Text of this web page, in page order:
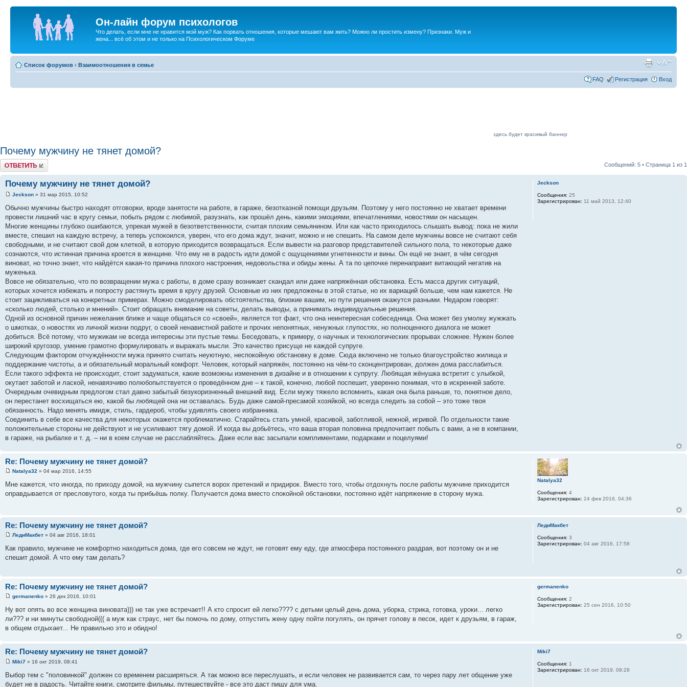
Он-лайн форум психологов
Что делать, если мне не нравится мой муж? Как порвать отношения, которые мешают вам жить? Можно ли простить измену? Признаки. Муж и
жена... всё об этом и не только на Психологическом Форуме
Список форумов ‹ Взаимоотношения в семье
FAQ Регистрация Вход
здесь будет красивый баннер
Почему мужчину не тянет домой?
Ответить Сообщений: 5 • Страница 1 из 1
Почему мужчину не тянет домой?
Jeckson » 31 мар 2015, 10:52
Обычно мужчины быстро находят отговорки, вроде занятости на работе, в гараже, безотказной помощи друзьям. Поэтому у него постоянно не хватает времени
провести лишний час в кругу семьи, побыть рядом с любимой, разузнать, как прошёл день, какими эмоциями, впечатлениями, новостями он насыщен.
Многие женщины глубоко ошибаются, упрекая мужей в безответственности, считая плохим семьянином. Или как часто приходилось слышать вывод: пока не жили
вместе, спешил на каждую встречу, а теперь успокоился, уверен, что его дома ждут, значит, можно и не спешить. На самом деле мужчины вовсе не считают себя
свободными, и не считают свой дом клеткой, в которую приходится возвращаться. Если вывести на разговор представителей сильного пола, то некоторые даже
сознаются, что истинная причина кроется в женщине. Что ему не в радость идти домой с ощущениями угнетенности и вины. Он ещё не знает, в чём сегодня
виноват, но точно знает, что найдётся какая-то причина плохого настроения, недовольства и обиды жены. А та по цепочке перенаправит витающий негатив на
муженька.
Вовсе не обязательно, что по возвращении мужа с работы, в доме сразу возникает скандал или даже напряжённая обстановка. Есть масса других ситуаций,
которых хочется избежать и попросту растянуть время в кругу друзей. Основные из них предложены в этой статье, но их вариаций больше, чем нам кажется. Не
стоит зацикливаться на конкретных примерах. Можно смоделировать обстоятельства, близкие вашим, но пути решения окажутся разными. Недаром говорят:
«сколько людей, столько и мнений». Стоит обращать внимание на советы, делать выводы, а принимать индивидуальные решения.
Одной из основной причин нежелания ближе и чаще общаться со «своей», является тот факт, что она неинтересная собеседница. Она может без умолку жужжать
о шмотках, о новостях из личной жизни подруг, о своей ненавистной работе и прочих непонятных, ненужных глупостях, но полноценного диалога не может
добиться. Всё потому, что мужикам не всегда интересны эти пустые темы. Беседовать, к примеру, о научных и технологических прорывах сложнее. Нужен более
широкий кругозор, умение грамотно формулировать и выражать мысли. Это качество присуще не каждой супруге.
Следующим фактором отчуждённости мужа принято считать неуютную, неспокойную обстановку в доме. Сюда включено не только благоустройство жилища и
поддержание чистоты, а и обязательный моральный комфорт. Человек, который напряжён, постоянно на чём-то сконцентрирован, должен дома расслабиться.
Если такого эффекта не происходит, стоит задуматься, какие возможны изменения в дизайне и в отношении к супругу. Любящая жёнушка встретит с улыбкой,
окутает заботой и лаской, ненавязчиво полюбопытствуется о проведённом дне – к такой, конечно, любой поспешит, уверенно понимая, что в искренней заботе.
Очередным очевидным предлогом стал давно забытый безукоризненный внешний вид. Если мужу тяжело вспомнить, какая она была раньше, то, понятное дело,
он перестанет восхищаться ею, какой бы любящей она ни оставалась. Будь даже самой-пресамой хозяйкой, но всегда следить за собой – это тоже твоя
обязанность. Надо менять имидж, стиль, гардероб, чтобы удивлять своего избранника.
Соединить в себе все качества для некоторых окажется проблематично. Старайтесь стать умной, красивой, заботливой, нежной, игривой. По отдельности такие
положительные стороны не действуют и не усиливают тягу домой. И когда вы добьётесь, что ваша вторая половина предпочитает побыть с вами, а не в компании,
в гараже, на рыбалке и т. д. – ни в коем случае не расслабляйтесь. Даже если вас засыпали комплиментами, подарками и поцелуями!
Jeckson
Сообщения: 25
Зарегистрирован: 11 май 2013, 12:40
Re: Почему мужчину не тянет домой?
Natalya32 » 04 мар 2016, 14:55
Мне кажется, что иногда, по приходу домой, на мужчину сыпется ворох претензий и придирок. Вместо того, чтобы отдохнуть после работы мужчине приходится
оправдывается от пресловутого, когда ты прибьёшь полку. Получается дома вместо спокойной обстановки, постоянно идёт напряжение в сторону мужа.
Natalya32
Сообщения: 4
Зарегистрирован: 24 фев 2016, 04:36
Re: Почему мужчину не тянет домой?
ЛедиМакбет » 04 авг 2016, 18:01
Как правило, мужчине не комфортно находиться дома, где его совсем не ждут, не готовят ему еду, где атмосфера постоянного раздрая, вот поэтому он и не
спешит домой. А что ему там делать?
ЛедиМакбет
Сообщения: 3
Зарегистрирован: 04 авг 2016, 17:58
Re: Почему мужчину не тянет домой?
germanenko » 26 дек 2016, 10:01
Ну вот опять во все женщина виновата))) не так уже встречает!! А кто спросит ей легко???? с детьми целый день дома, уборка, стрика, готовка, уроки... легко
ли??? и ни минуты свободной((( а муж как страус, нет бы помочь по дому, отпустить жену одну пойти погулять, он прячет голову в песок, идет к друзьям, в гараж,
в общем отдыхает... Не правильно это и обидно!
germanenko
Сообщения: 2
Зарегистрирован: 25 сен 2016, 10:50
Re: Почему мужчину не тянет домой?
Miki7 » 16 окт 2019, 08:41
Выбор тем с "половинкой" должен со временем расширяться. А так можно все переслушать, и если человек не развивается сам, то через пару лет общение уже
будет не в радость. Читайте книги, смотрите фильмы, путешествуйте - все это даст пищу для ума.
Miki7
Сообщения: 1
Зарегистрирован: 16 окт 2019, 08:28